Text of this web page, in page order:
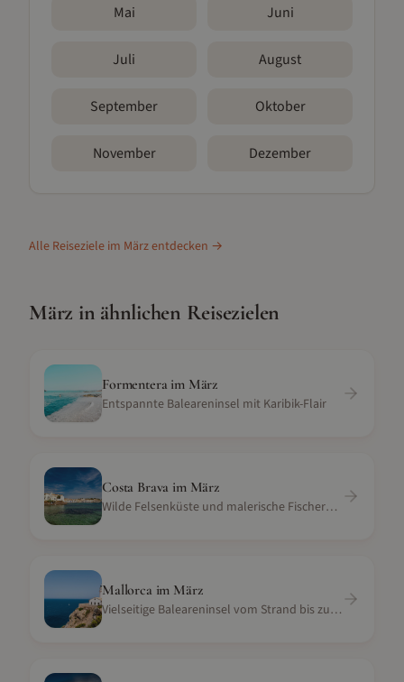
Mai Juni
Juli August
September Oktober
November Dezember
Alle Reiseziele im Märzentdecken →
März in ähnlichen Reisezielen
Formentera im März
Entspannte Baleareninsel mit Karibik-Flair
Costa Brava im März
Wilde Felsenküste und malerische Fischerdörfer in Katalonien
Mallorca im März
Vielseitige Baleareninsel vom Strand bis zur Serra